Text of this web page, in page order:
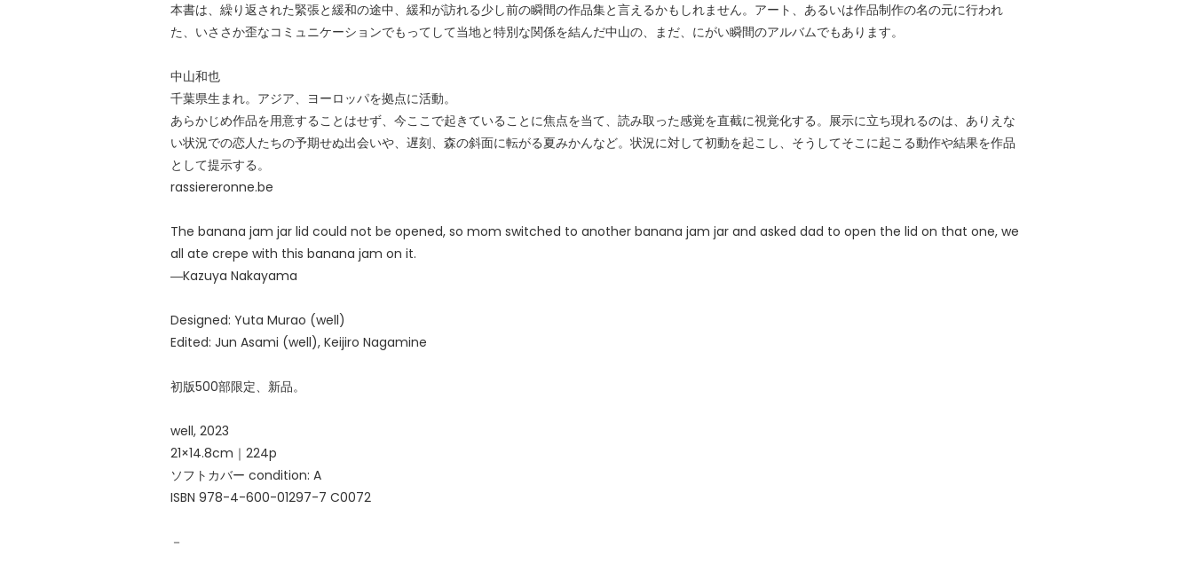
本書は、繰り返された緊張と緩和の途中、緩和が訪れる少し前の瞬間の作品集と言えるかもしれません。アート、あるいは作品制作の名の元に行われ
た、いささか歪なコミュニケーションでもってして当地と特別な関係を結んだ中山の、まだ、にがい瞬間のアルバムでもあります。
中山和也
千葉県生まれ。アジア、ヨーロッパを拠点に活動。
あらかじめ作品を用意することはせず、今ここで起きていることに焦点を当て、読み取った感覚を直截に視覚化する。展示に立ち現れるのは、ありえな
い状況での恋人たちの予期せぬ出会いや、遅刻、森の斜面に転がる夏みかんなど。状況に対して初動を起こし、そうしてそこに起こる動作や結果を作品
として提示する。
rassiereronne.be
The banana jam jar lid could not be opened, so mom switched to another banana jam jar and asked dad to open the lid on that one, we
all ate crepe with this banana jam on it.
―Kazuya Nakayama
Designed: Yuta Murao (well)
Edited: Jun Asami (well), Keijiro Nagamine
初版500部限定、新品。
well, 2023
21×14.8cm｜224p
ソフトカバー condition: A
ISBN 978-4-600-01297-7 C0072
－